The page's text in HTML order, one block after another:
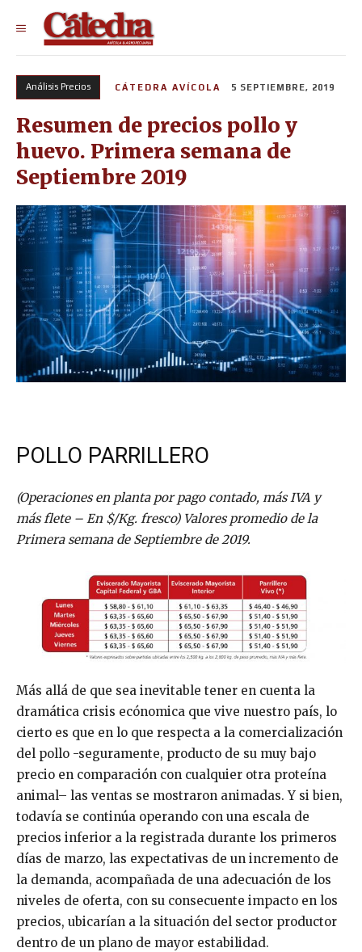
Análisis Precios CÁTEDRA AVÍCOLA 5 SEPTIEMBRE, 2019
Resumen de precios pollo y
huevo. Primera semana de
Septiembre 2019
POLLO PARRILLERO
(Operaciones en planta por pago contado, más IVA y
más flete – En $/Kg. fresco) Valores promedio de la
Primera semana de Septiembre de 2019.
Más allá de que sea inevitable tener en cuenta la
dramática crisis ecónomica que vive nuestro país, lo
cierto es que en lo que respecta a la comercialización
del pollo -seguramente, producto de su muy bajo
precio en comparación con cualquier otra proteína
animal– las ventas se mostraron animadas. Y si bien,
todavía se continúa operando con una escala de
precios inferior a la registrada durante los primeros
días de marzo, las expectativas de un incremento de
la demanda, acompañada de una adecuación de los
niveles de oferta, con su consecuente impacto en los
precios, ubicarían a la situación del sector productor
dentro de un plano de mayor estabilidad.